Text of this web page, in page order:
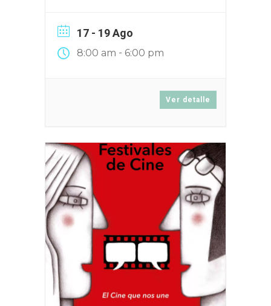
16, 17 y 18 de junio de 2025
17 - 19 Ago
8:00 am - 6:00 pm
Ver detalle